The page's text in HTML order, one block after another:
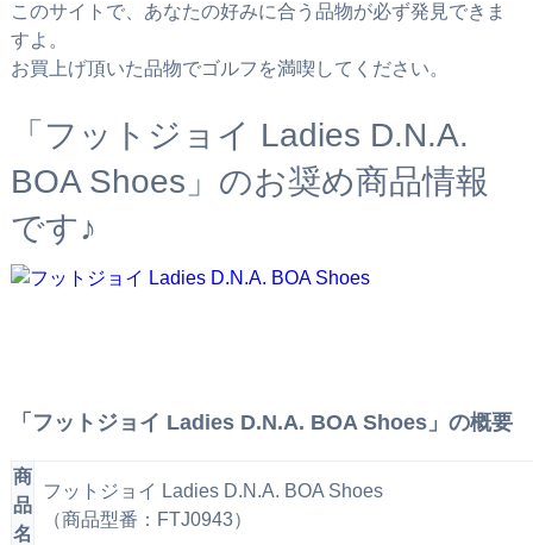
このサイトで、あなたの好みに合う品物が必ず発見できま
すよ。
お買上げ頂いた品物でゴルフを満喫してください。
「フットジョイ Ladies D.N.A.
BOA Shoes」のお奨め商品情報
です♪
「フットジョイ Ladies D.N.A. BOA Shoes」の概要
商
品
名
フットジョイ Ladies D.N.A. BOA Shoes
（商品型番：FTJ0943）